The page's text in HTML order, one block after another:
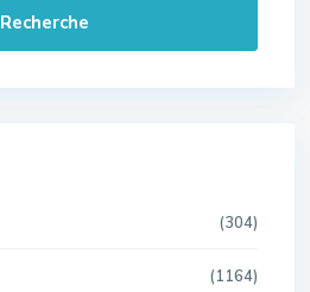
Recherche
(304)
(1164)